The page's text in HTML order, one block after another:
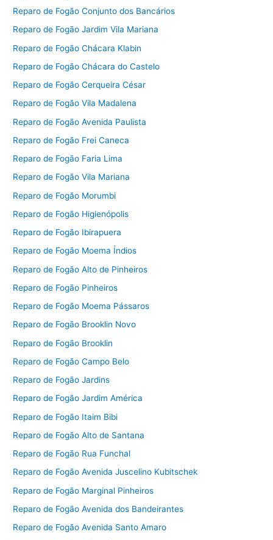
Reparo de Fogão Conjunto dos Bancários
Reparo de Fogão Jardim Vila Mariana
Reparo de Fogão Chácara Klabin
Reparo de Fogão Chácara do Castelo
Reparo de Fogão Cerqueira César
Reparo de Fogão Vila Madalena
Reparo de Fogão Avenida Paulista
Reparo de Fogão Frei Caneca
Reparo de Fogão Faria Lima
Reparo de Fogão Vila Mariana
Reparo de Fogão Morumbi
Reparo de Fogão Higienópolis
Reparo de Fogão Ibirapuera
Reparo de Fogão Moema Índios
Reparo de Fogão Alto de Pinheiros
Reparo de Fogão Pinheiros
Reparo de Fogão Moema Pássaros
Reparo de Fogão Brooklin Novo
Reparo de Fogão Brooklin
Reparo de Fogão Campo Belo
Reparo de Fogão Jardins
Reparo de Fogão Jardim América
Reparo de Fogão Itaim Bibi
Reparo de Fogão Alto de Santana
Reparo de Fogão Rua Funchal
Reparo de Fogão Avenida Juscelino Kubitschek
Reparo de Fogão Marginal Pinheiros
Reparo de Fogão Avenida dos Bandeirantes
Reparo de Fogão Avenida Santo Amaro